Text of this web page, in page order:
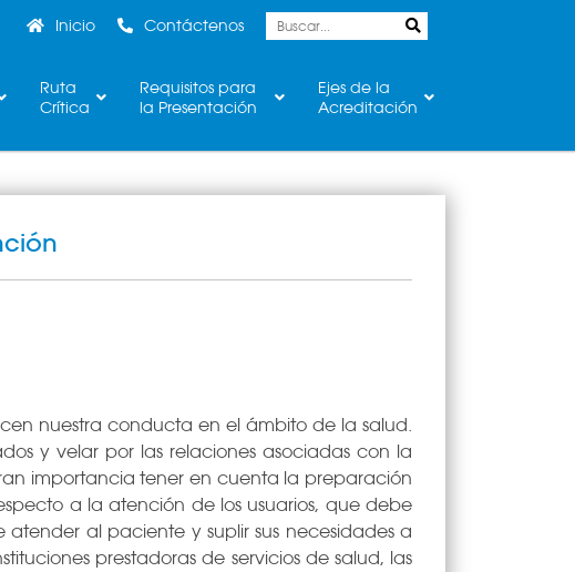
Inicio Contáctenos
Ruta
Crítica
Requisitos para
la Presentación
Ejes de la
Acreditación
nuestra conducta en el ámbito de la salud.
y velar por las relaciones asociadas con la
importancia tener en cuenta la preparación
a la atención de los usuarios, que debe
al paciente y suplir sus necesidades a
prestadoras de servicios de salud, las